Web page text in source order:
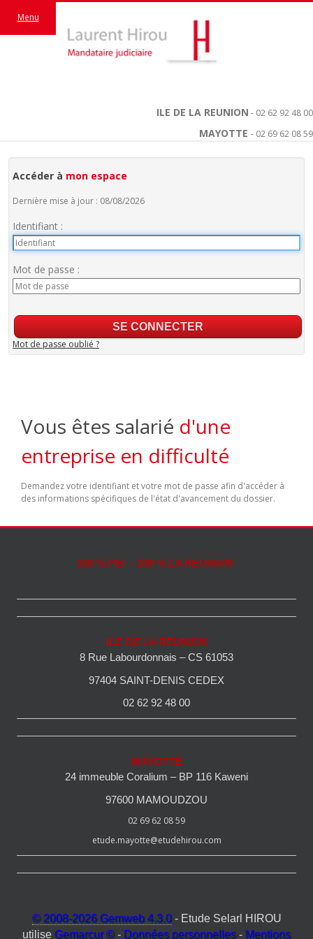
ILE DE LA REUNION - 02 62 92 48 00
MAYOTTE - 02 69 62 08 59
Menu
Accéder à mon espace
Dernière mise à jour : 08/08/2026
Identifiant :
Mot de passe :
Mot de passe oublié ?
Vous êtes salarié d'une
entreprise en difficulté
Demandez votre identifiant et votre mot de passe afin d'accéder à
des informations spécifiques de l'état d'avancement du dossier.
100 % PEI - 100 % LA REUNION
ILE DE LA REUNION
8 Rue Labourdonnais – CS 61053
97404 SAINT-DENIS CEDEX
02 62 92 48 00
MAYOTTE
24 immeuble Coralium – BP 116 Kaweni
97600 MAMOUDZOU
02 69 62 08 59
etude.mayotte@etudehirou.com
© 2008-2026 Gemweb 4.3.0- Etude Selarl HIROU
utilise Gemarcur © - Données personnelles - Mentions